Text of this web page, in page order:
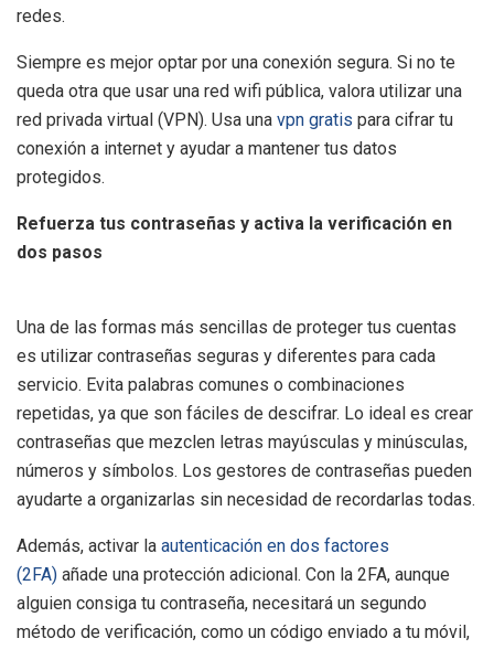
redes.
Siempre es mejor optar por una conexión segura. Si no te
queda otra que usar una red wifi pública, valora utilizar una
red privada virtual (VPN). Usa una vpn gratis para cifrar tu
conexión a internet y ayudar a mantener tus datos
protegidos.
Refuerza tus contraseñas y activa la verificación en
dos pasos
Una de las formas más sencillas de proteger tus cuentas
es utilizar contraseñas seguras y diferentes para cada
servicio. Evita palabras comunes o combinaciones
repetidas, ya que son fáciles de descifrar. Lo ideal es crear
contraseñas que mezclen letras mayúsculas y minúsculas,
números y símbolos. Los gestores de contraseñas pueden
ayudarte a organizarlas sin necesidad de recordarlas todas.
Además, activar la autenticación en dos factores
(2FA) añade una protección adicional. Con la 2FA, aunque
alguien consiga tu contraseña, necesitará un segundo
método de verificación, como un código enviado a tu móvil,